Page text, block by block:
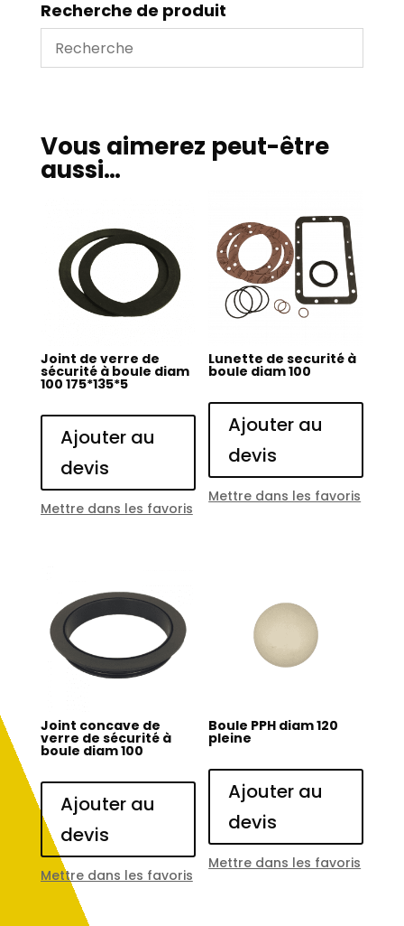
Recherche de produit
Vous aimerez peut-être
aussi…
Joint de verre de
sécurité à boule diam
100 175*135*5
Ajouter au
devis
Mettre dans les favoris
Lunette de securité à
boule diam 100
Ajouter au
devis
Mettre dans les favoris
Joint concave de
verre de sécurité à
boule diam 100
Ajouter au
devis
Mettre dans les favoris
Boule PPH diam 120
pleine
Ajouter au
devis
Mettre dans les favoris